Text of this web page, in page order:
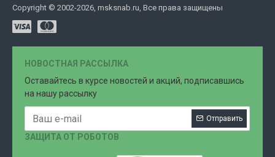
Copyright © 2002-2026, msksnab.ru, Все права защищены
НОВОСТНАЯ РАССЫЛКА
Оставайтесь в курсе новостей и акций, подписавшись
на нашу рассылку
Отправить
ЗАЩИТА ОТ РОБОТОВ